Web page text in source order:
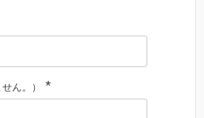
ん。） *